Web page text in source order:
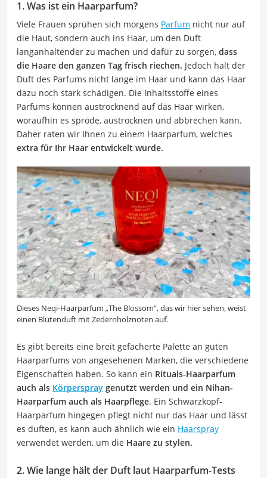
1. Was ist ein Haarparfum?
Viele Frauen sprühen sich morgens Parfum nicht nur auf
die Haut, sondern auch ins Haar, um den Duft
langanhaltender zu machen und dafür zu sorgen, dass
die Haare den ganzen Tag frisch riechen. Jedoch hält der
Duft des Parfums nicht lange im Haar und kann das Haar
dazu noch stark schädigen. Die Inhaltsstoffe eines
Parfums können austrocknend auf das Haar wirken,
woraufhin es spröde, austrocknen und abbrechen kann.
Daher raten wir Ihnen zu einem Haarparfum, welches
extra für Ihr Haar entwickelt wurde.
Dieses Neqi-Haarparfum „The Blossom“, das wir hier sehen, weist
einen Blütenduft mit Zedernholznoten auf.
Es gibt bereits eine breit gefächerte Palette an guten
Haarparfums von angesehenen Marken, die verschiedene
Eigenschaften haben. So kann ein Rituals-Haarparfum
auch als Körperspray genutzt werden und ein Nihan-
Haarparfum auch als Haarpflege. Ein Schwarzkopf-
Haarparfum hingegen pflegt nicht nur das Haar und lässt
es duften, es kann auch ähnlich wie ein Haarspray
verwendet werden, um die Haare zu stylen.
2. Wie lange hält der Duft laut Haarparfum-Tests